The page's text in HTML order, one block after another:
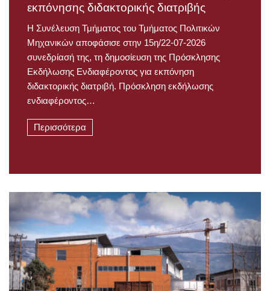
εκπόνησης διδακτορικής διατριβής
Η Συνέλευση Τμήματος του Τμήματος Πολιτικών
Μηχανικών αποφάσισε στην 15η/22-07-2026
συνεδρίασή της, τη δημοσίευση της Πρόσκλησης
Εκδήλωσης Ενδιαφέροντος για εκπόνηση
διδακτορικής διατριβή. Πρόσκληση εκδήλωσης
ενδιαφέροντος…
Περισσότερα